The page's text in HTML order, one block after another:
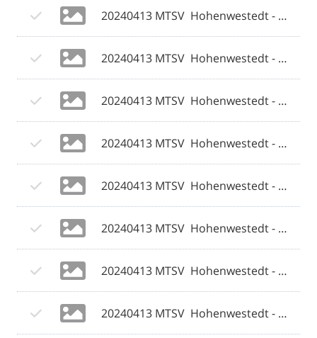
20240413 MTSV  Hohenwestedt - Weiche Flensburg 08 II 024 © 2024 Olaf Wegerich.jpg
20240413 MTSV  Hohenwestedt - Weiche Flensburg 08 II 025 © 2024 Olaf Wegerich.jpg
20240413 MTSV  Hohenwestedt - Weiche Flensburg 08 II 026 © 2024 Olaf Wegerich.jpg
20240413 MTSV  Hohenwestedt - Weiche Flensburg 08 II 027 © 2024 Olaf Wegerich.jpg
20240413 MTSV  Hohenwestedt - Weiche Flensburg 08 II 028 © 2024 Olaf Wegerich.jpg
20240413 MTSV  Hohenwestedt - Weiche Flensburg 08 II 029 © 2024 Olaf Wegerich.jpg
20240413 MTSV  Hohenwestedt - Weiche Flensburg 08 II 030 © 2024 Olaf Wegerich.jpg
20240413 MTSV  Hohenwestedt - Weiche Flensburg 08 II 031 © 2024 Olaf Wegerich.jpg